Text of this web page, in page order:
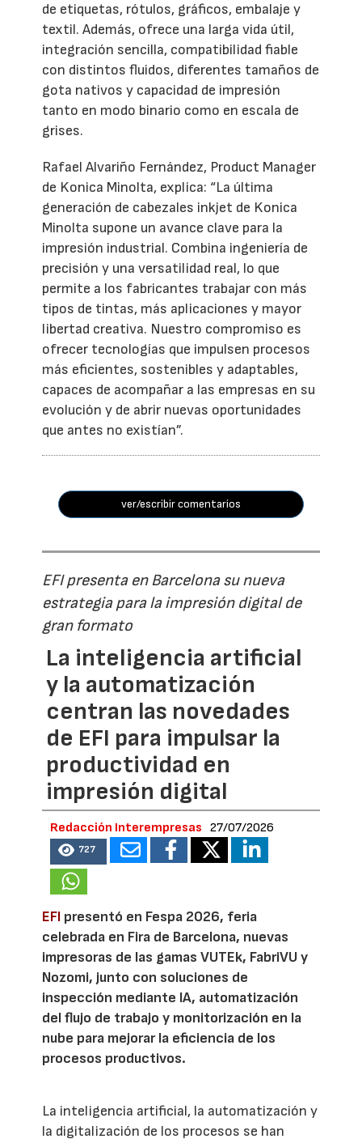
de etiquetas, rótulos, gráficos, embalaje y
textil. Además, ofrece una larga vida útil,
integración sencilla, compatibilidad fiable
con distintos fluidos, diferentes tamaños de
gota nativos y capacidad de impresión
tanto en modo binario como en escala de
grises.
Rafael Alvariño Fernández, Product Manager
de Konica Minolta, explica: “La última
generación de cabezales inkjet de Konica
Minolta supone un avance clave para la
impresión industrial. Combina ingeniería de
precisión y una versatilidad real, lo que
permite a los fabricantes trabajar con más
tipos de tintas, más aplicaciones y mayor
libertad creativa. Nuestro compromiso es
ofrecer tecnologías que impulsen procesos
más eficientes, sostenibles y adaptables,
capaces de acompañar a las empresas en su
evolución y de abrir nuevas oportunidades
que antes no existían”.
ver/escribir comentarios
EFI presenta en Barcelona su nueva
estrategia para la impresión digital de
gran formato
La inteligencia artificial
y la automatización
centran las novedades
de EFI para impulsar la
productividad en
impresión digital
Redacción Interempresas 27/07/2026
727
EFI presentó en Fespa 2026, feria
celebrada en Fira de Barcelona, nuevas
impresoras de las gamas VUTEk, FabriVU y
Nozomi, junto con soluciones de
inspección mediante IA, automatización
del flujo de trabajo y monitorización en la
nube para mejorar la eficiencia de los
procesos productivos.
La inteligencia artificial, la automatización y
la digitalización de los procesos se han